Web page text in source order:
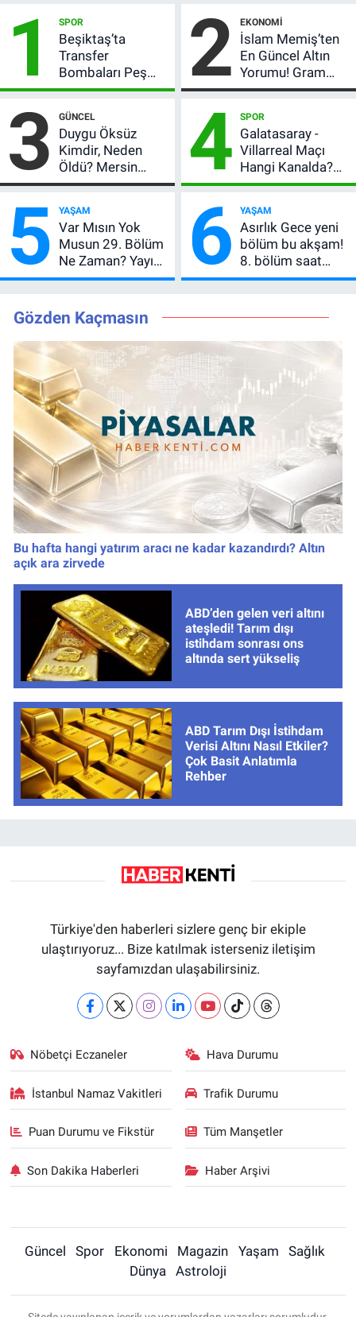
1 SPOR
Beşiktaş’ta
Transfer
Bombaları Peş
Peşe! Adalı
Açıkladı, 5 Yıldız
Daha Listede
2 EKONOMI
İslam Memiş’ten
En Güncel Altın
Yorumu! Gram
Altın İçin 6.350 TL
Beklentisi
Değişmedi
3 GÜNCEL
Duygu Öksüz
Kimdir, Neden
Öldü? Mersin
Basınının Acı
4 SPOR
Galatasaray -
Villarreal Maçı
Hangi Kanalda?
Hazırlık Maçı Ne
Kaçta, Nereden
İzlenir?
5 YAŞAM
Var Mısın Yok
Musun 29. Bölüm
Ne Zaman? Yayın
Günü Değişti, Yeni
6 YAŞAM
Asırlık Gece yeni
bölüm bu akşam!
8. bölüm saat
kaçta, TRT 1 canlı
Gözden Kaçmasın
Bu hafta hangi yatırım aracı ne kadar kazandırdı? Altın
açık ara zirvede
ABD’den gelen veri altını
ateşledi! Tarım dışı
istihdam sonrası ons
altında sert yükseliş
ABD Tarım Dışı İstihdam
Verisi Altını Nasıl Etkiler?
Çok Basit Anlatımla
Rehber
Türkiye'den haberleri sizlere genç bir ekiple
ulaştırıyoruz... Bize katılmak isterseniz iletişim
sayfamızdan ulaşabilirsiniz.
Nöbetçi Eczaneler Hava Durumu
İstanbul Namaz Vakitleri Trafik Durumu
Puan Durumu ve Fikstür Tüm Manşetler
Son Dakika Haberleri Haber Arşivi
Güncel Spor Ekonomi Magazin Yaşam
Sağlık
Dünya
Astroloji